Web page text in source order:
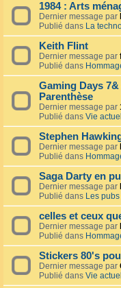
1984 : Arts
Dernier message par
Publié dans La
Keith Flint
Dernier message par
Publié dans
Gaming Days
Parenthèse
Dernier message par
Publié dans Vie
Stephen
Dernier message par
Publié dans
Saga Darty en
Dernier message par
Publié dans Les
celles et ceux
Dernier message par
Publié dans
Stickers 80's
Dernier message par
Publié dans Vie